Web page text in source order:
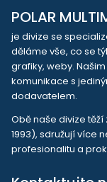
POLAR
je divize se
děláme vše, co se
grafiky, weby.
komunikace s
dodavatelem.
Obě naše divize
1993), sdružují více
profesionalitu a